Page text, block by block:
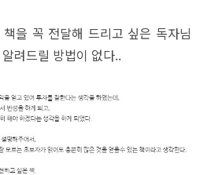
을 꼭 전달해 드리고 싶은 독자님
려드릴 방법이 없다..